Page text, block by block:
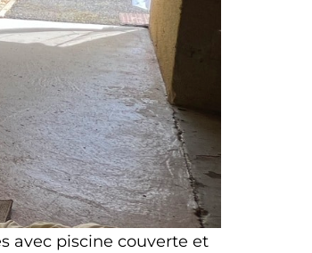
avec piscine couverte et